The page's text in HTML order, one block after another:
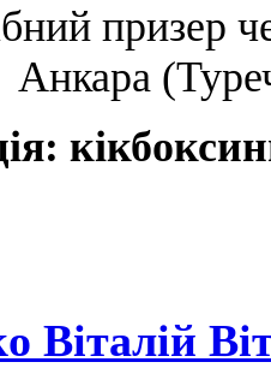
призер
Анкара
Віталій